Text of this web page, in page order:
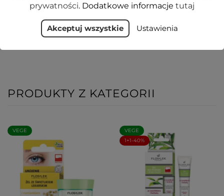
12,99 zł
Dodaj do koszyka
PRODUKTY Z KATEGORII
VEGE
VEGE
1+1-40%
prywatności. Dodatkowe informacje tutaj
Akceptuj wszystkie Ustawienia